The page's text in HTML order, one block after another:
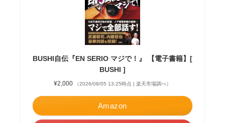
BUSHI自伝『EN SERIO マジで！』 【電子書籍】[
BUSHI ]
¥2,000 （2026/08/05 13:25時点 | 楽天市場調べ）
Amazon